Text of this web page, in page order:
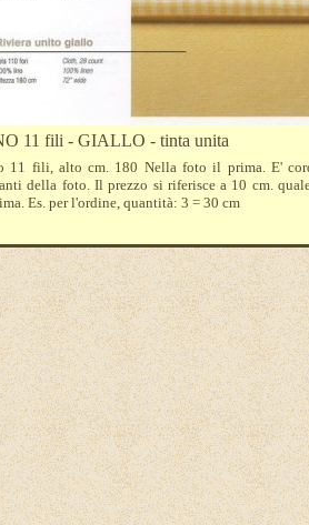
11 fili - GIALLO - tinta unita
11 fili, alto cm. 180 Nella foto il prima. E'
della foto. Il prezzo si riferisce a 10 cm.
Es. per l'ordine, quantità: 3 = 30 cm